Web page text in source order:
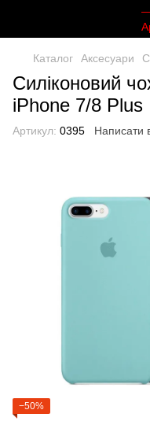
Каталог Аксесуари
Силіконовий
iPhone 7/8 Plus
Артикул: 0395 Написати
−50%